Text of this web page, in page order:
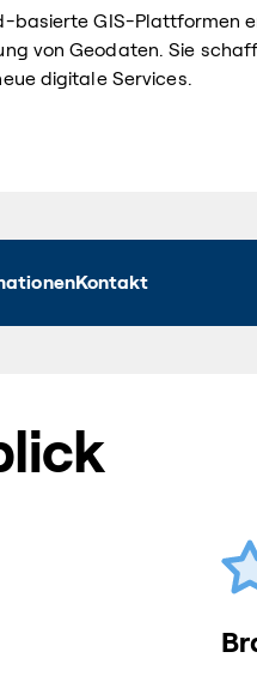
basierte GIS-Plattformen
von Geodaten. Sie
digitale Services.
Kontakt